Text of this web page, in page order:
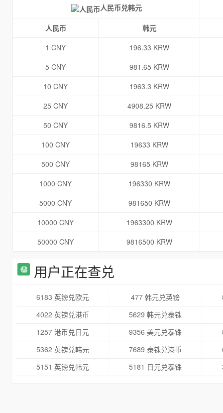
人民币兑韩元
人民币
韩元
1 CNY
196.33 KRW
5 CNY
981.65 KRW
10 CNY
1963.3 KRW
25 CNY
4908.25 KRW
50 CNY
9816.5 KRW
100 CNY
19633 KRW
500 CNY
98165 KRW
1000 CNY
196330 KRW
5000 CNY
981650 KRW
10000 CNY
1963300 KRW
50000 CNY
9816500 KRW
用户正在查兑
6183 英镑兑欧元 477 韩元兑英镑
4022 英镑兑港币
5629 韩元兑泰铢
1257 港币兑日元
9356 美元兑泰铢
5362 英镑兑韩元
7689 泰铢兑港币
5151 英镑兑韩元
5181 日元兑泰铢